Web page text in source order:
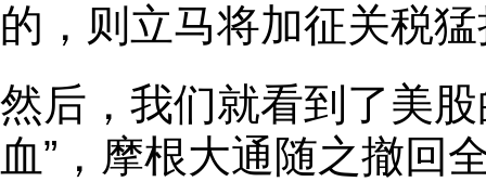
的，则立马将加征关税
然后，我们就看到了美
血”，摩根大通随之撤回